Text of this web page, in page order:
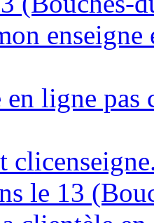
ligne pas
le 13